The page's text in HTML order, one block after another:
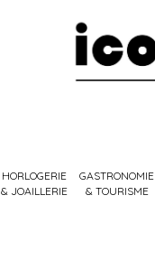
HORLOGERIE
& JOAILLERIE
GASTRONOMIE
& TOURISME